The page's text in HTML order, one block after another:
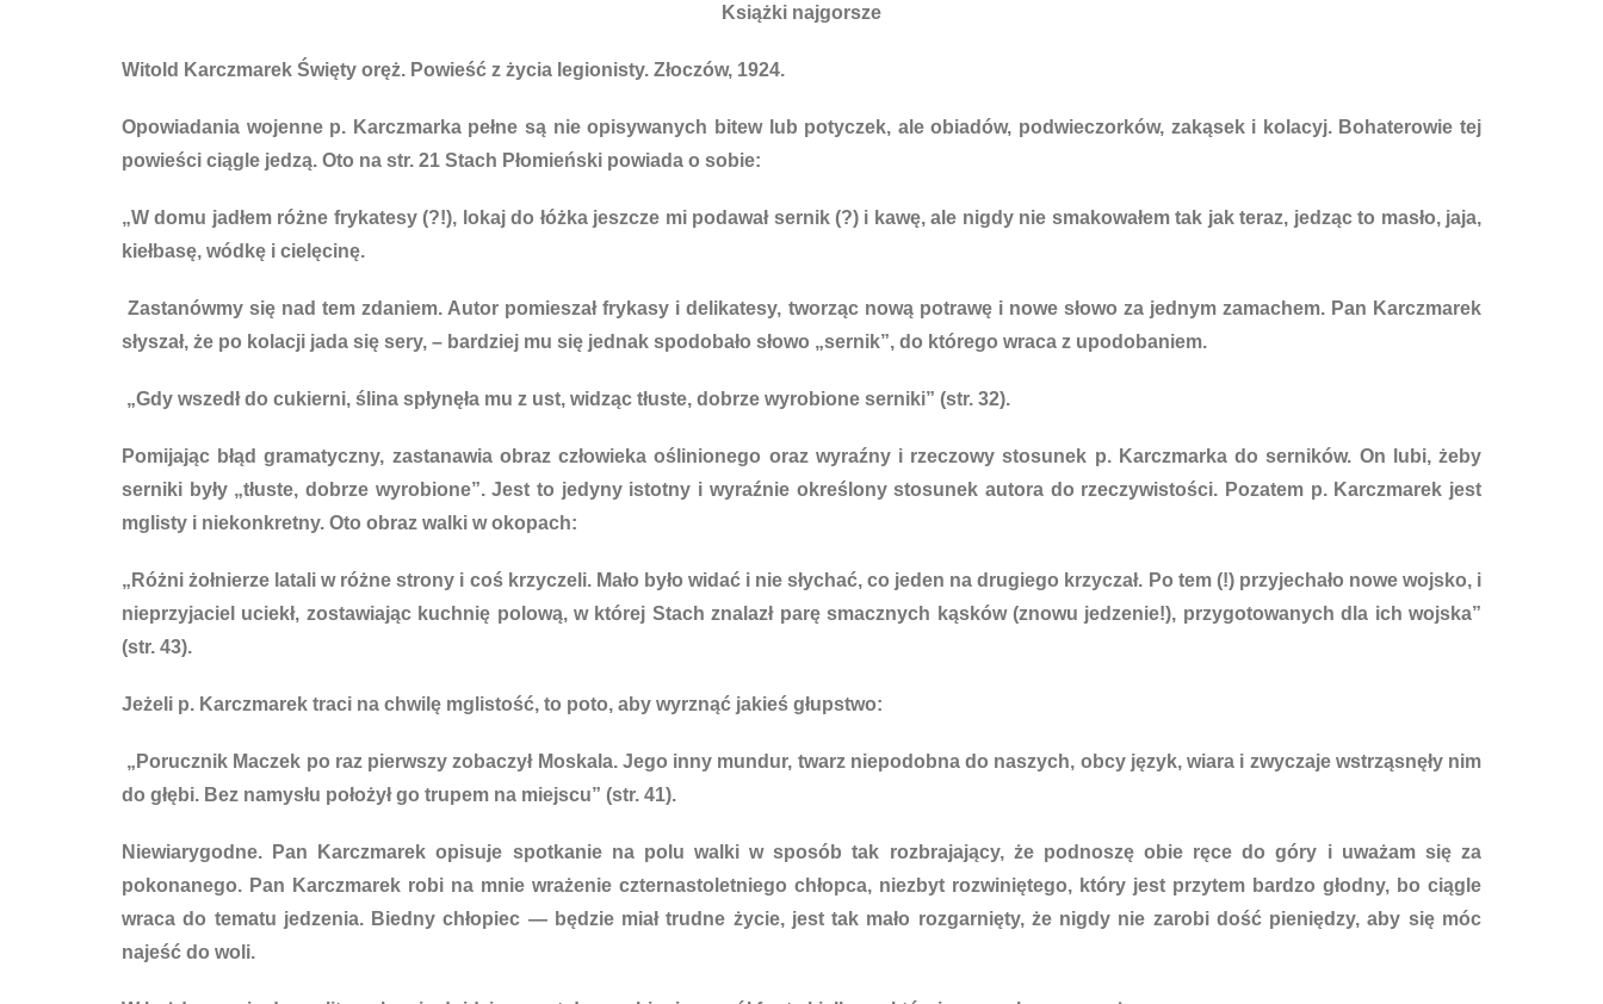
Książki najgorsze
Witold Karczmarek Święty oręż. Powieść z życia legionisty. Złoczów, 1924.
Opowiadania wojenne p. Karczmarka pełne są nie opisywanych bitew lub potyczek, ale obiadów, podwieczorków, zakąsek i kolacyj. Bohaterowie tej
powieści ciągle jedzą. Oto na str. 21 Stach Płomieński powiada o sobie:
„W domu jadłem różne frykatesy (?!), lokaj do łóżka jeszcze mi podawał sernik (?) i kawę, ale nigdy nie smakowałem tak jak teraz, jedząc to masło, jaja,
kiełbasę, wódkę i cielęcinę.
Zastanówmy się nad tem zdaniem. Autor pomieszał frykasy i delikatesy, tworząc nową potrawę i nowe słowo za jednym zamachem. Pan Karczmarek
słyszał, że po kolacji jada się sery, – bardziej mu się jednak spodobało słowo „sernik”, do którego wraca z upodobaniem.
„Gdy wszedł do cukierni, ślina spłynęła mu z ust, widząc tłuste, dobrze wyrobione serniki” (str. 32).
Pomijając błąd gramatyczny, zastanawia obraz człowieka oślinionego oraz wyraźny i rzeczowy stosunek p. Karczmarka do serników. On lubi, żeby
serniki były „tłuste, dobrze wyrobione”. Jest to jedyny istotny i wyraźnie określony stosunek autora do rzeczywistości. Pozatem p. Karczmarek jest
mglisty i niekonkretny. Oto obraz walki w okopach:
„Różni żołnierze latali w różne strony i coś krzyczeli. Mało było widać i nie słychać, co jeden na drugiego krzyczał. Po tem (!) przyjechało nowe wojsko, i
nieprzyjaciel uciekł, zostawiając kuchnię polową, w której Stach znalazł parę smacznych kąsków (znowu jedzenie!), przygotowanych dla ich wojska”
(str. 43).
Jeżeli p. Karczmarek traci na chwilę mglistość, to poto, aby wyrznąć jakieś głupstwo:
„Porucznik Maczek po raz pierwszy zobaczył Moskala. Jego inny mundur, twarz niepodobna do naszych, obcy język, wiara i zwyczaje wstrząsnęły nim
do głębi. Bez namysłu położył go trupem na miejscu” (str. 41).
Niewiarygodne. Pan Karczmarek opisuje spotkanie na polu walki w sposób tak rozbrajający, że podnoszę obie ręce do góry i uważam się za
pokonanego. Pan Karczmarek robi na mnie wrażenie czternastoletniego chłopca, niezbyt rozwiniętego, który jest przytem bardzo głodny, bo ciągle
wraca do tematu jedzenia. Biedny chłopiec — będzie miał trudne życie, jest tak mało rozgarnięty, że nigdy nie zarobi dość pieniędzy, aby się móc
najeść do woli.